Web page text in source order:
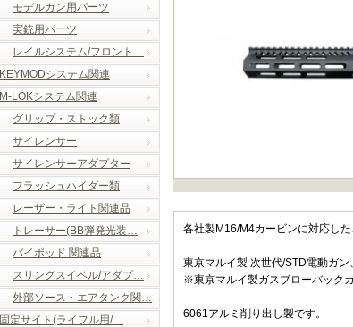
モデルガン用パーツ
実銃用パーツ
レイルシステム/フロント…
KEYMODシステム関連
M-LOKシステム関連
グリップ・ストック類
サイレンサー
サイレンサーアダプター
フラッシュハイダー類
レーザー・ライト関連品
トレーサー(BB弾発光装…
バイポッド.関連品
スリングスイベル/アダプ…
外部ソース・エアタンク関…
固定サイト(ライフル用/…
各社製M16/M4カービンに対応し
東京マルイ製 次世代/STD電動ガ
※東京マルイ製ガスブローバック
6061アルミ削り出し製です。